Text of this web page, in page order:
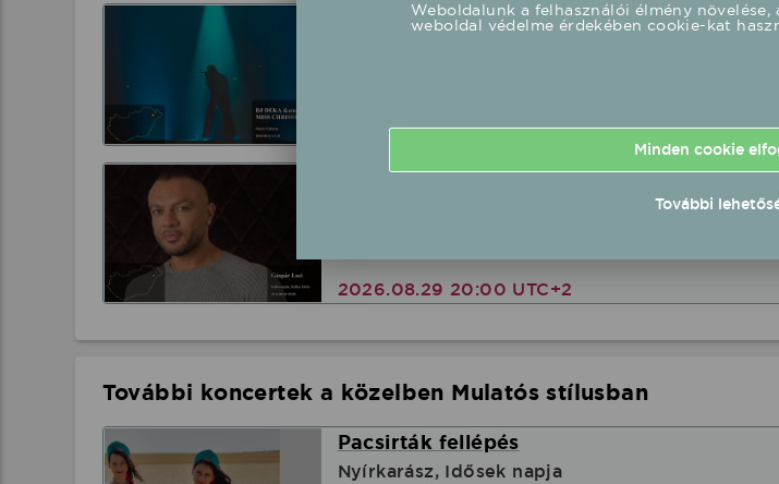
DJ DEKA & MISS CHRISSTYN fellépés
2026.08.22 21:30 UTC+2
Gáspár Laci élő koncert
2026.08.29 20:00 UTC+2
További koncertek a közelben Mulatós stílusban
Pacsirták fellépés
Nyírkarász, Idősek napja
Weboldalunk a felhasználói élmény növelése,
weboldal védelme érdekében cookie-kat
Minden
További